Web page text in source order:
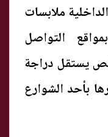
ملابسات
التواصل
يستقل دراجة
بأحد الشوارع